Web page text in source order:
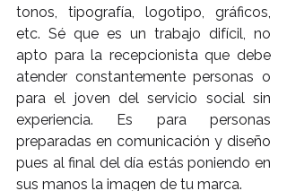
tonos, tipografía, logotipo, gráficos,
etc. Sé que es un trabajo difícil, no
apto para la recepcionista que debe
atender constantemente personas o
para el joven del servicio social sin
experiencia. Es para personas
preparadas en comunicación y diseño
pues al final del día estás poniendo en
sus manos la imagen de tu marca.